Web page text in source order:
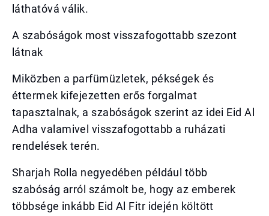
láthatóvá válik.
A szabóságok most visszafogottabb szezont
látnak
Miközben a parfümüzletek, pékségek és
éttermek kifejezetten erős forgalmat
tapasztalnak, a szabóságok szerint az idei Eid Al
Adha valamivel visszafogottabb a ruházati
rendelések terén.
Sharjah Rolla negyedében például több
szabóság arról számolt be, hogy az emberek
többsége inkább Eid Al Fitr idején költött